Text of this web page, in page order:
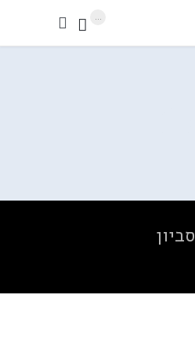
 ...

סביון